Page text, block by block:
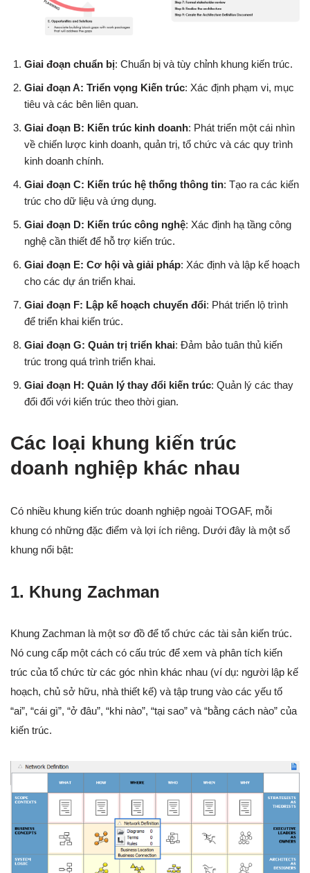
Giai đoạn chuẩn bị: Chuẩn bị và tùy chỉnh khung kiến trúc.
Giai đoạn A: Triển vọng Kiến trúc: Xác định phạm vi, mục
tiêu và các bên liên quan.
Giai đoạn B: Kiến trúc kinh doanh: Phát triển một cái nhìn
về chiến lược kinh doanh, quản trị, tổ chức và các quy trình
kinh doanh chính.
Giai đoạn C: Kiến trúc hệ thống thông tin: Tạo ra các kiến
trúc cho dữ liệu và ứng dụng.
Giai đoạn D: Kiến trúc công nghệ: Xác định hạ tầng công
nghệ cần thiết để hỗ trợ kiến trúc.
Giai đoạn E: Cơ hội và giải pháp: Xác định và lập kế hoạch
cho các dự án triển khai.
Giai đoạn F: Lập kế hoạch chuyển đổi: Phát triển lộ trình
để triển khai kiến trúc.
Giai đoạn G: Quản trị triển khai: Đảm bảo tuân thủ kiến
trúc trong quá trình triển khai.
Giai đoạn H: Quản lý thay đổi kiến trúc: Quản lý các thay
đổi đối với kiến trúc theo thời gian.
Các loại khung kiến trúc
doanh nghiệp khác nhau
Có nhiều khung kiến trúc doanh nghiệp ngoài TOGAF, mỗi
khung có những đặc điểm và lợi ích riêng. Dưới đây là một số
khung nổi bật:
1. Khung Zachman
Khung Zachman là một sơ đồ để tổ chức các tài sản kiến trúc.
Nó cung cấp một cách có cấu trúc để xem và phân tích kiến
trúc của tổ chức từ các góc nhìn khác nhau (ví dụ: người lập kế
hoạch, chủ sở hữu, nhà thiết kế) và tập trung vào các yếu tố
“ai”, “cái gì”, “ở đâu”, “khi nào”, “tại sao” và “bằng cách nào” của
kiến trúc.